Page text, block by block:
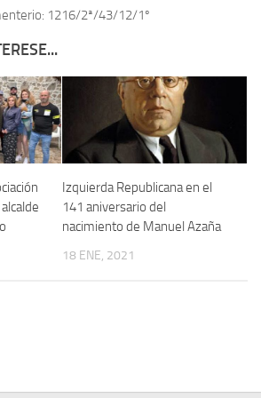
de la represión en Talavera de la Reina (1937-
en Toledo 1936-1947 | Buscador
abril de 1939 de Tembleque
IR
1216/2ª/43/12/1º
Izquierda Republicana en el
141 aniversario del
nacimiento de Manuel Azaña
18 ENE, 2021